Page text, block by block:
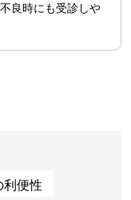
良時にも受診しや
利便性